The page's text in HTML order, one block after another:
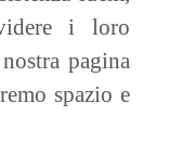
i loro
pagina
spazio e